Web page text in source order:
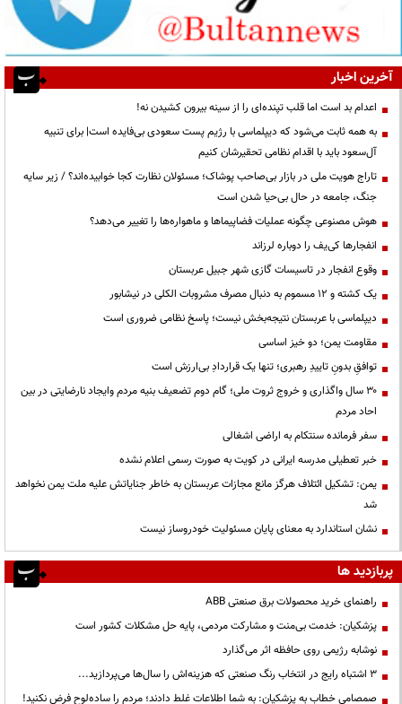
آخرین اخبار
اعدام بد است اما قلب تپنده‌ای را از سینه بیرون کشیدن نه!
به همه ثابت می‌شود که دیپلماسی با رژیم پست سعودی بی‌فایده است| برای تنبیه
آل‌سعود باید با اقدام نظامی تحقیرشان کنیم
تاراج هویت ملی در بازار بی‌صاحب پوشاک؛ مسئولان نظارت کجا خوابیده‌اند؟ / زیر سایه
جنگ، جامعه در حال بی‌حیا شدن است
هوش مصنوعی چگونه عملیات فضاپیماها و ماهواره‌ها را تغییر می‌دهد؟
انفجارها کی‌یف را دوباره لرزاند
وقوع انفجار در تاسیسات گازی شهر جبیل عربستان
یک کشته و ۱۲ مسموم به دنبال مصرف مشروبات الکلی در نیشابور
دیپلماسی با عربستان نتیجه‌بخش نیست؛ پاسخ نظامی ضروری است
مقاومت یمن؛ دو خیز اساسی
توافقِ بدونِ تاییدِ رهبری؛ تنها یک قراردادِ بی‌ارزش است
۳۰ سال واگذاری و خروج ثروت ملی؛ گام دوم تضعیف بنیه مردم وایجاد نارضایتی در بین
احاد مردم
سفر فرمانده سنتکام به اراضی اشغالی
خبر تعطیلی مدرسه ایرانی در کویت به صورت رسمی اعلام نشده
یمن: تشکیل ائتلاف هرگز مانع مجازات عربستان به خاطر جنایاتش علیه ملت یمن نخواهد
شد
نشان استاندارد به معنای پایان مسئولیت خودروساز نیست
پربازدید ها
راهنمای خرید محصولات برق صنعتی ABB
پزشکیان: خدمت بی‌منت و مشارکت مردمی، پایه حل مشکلات کشور است
نوشابه رژیمی روی حافظه اثر می‌گذارد
3 اشتباه رایج در انتخاب رنگ صنعتی که هزینه‌اش را سال‌ها می‌پردازید...
صمصامی خطاب به پزشکیان: به شما اطلاعات غلط دادند؛ مردم را ساده‌لوح فرض نکنید!